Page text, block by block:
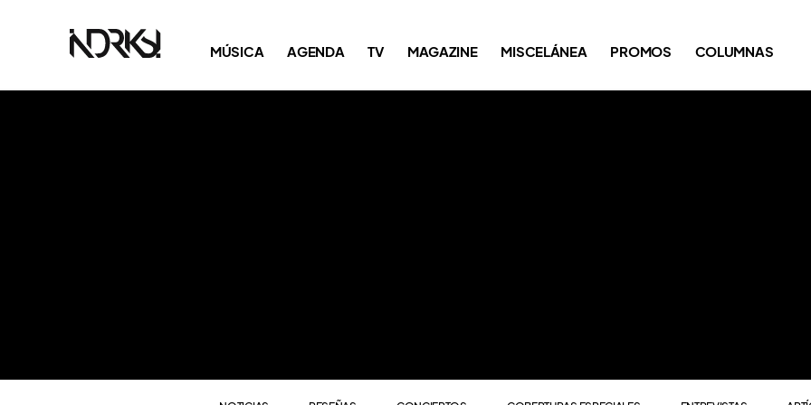
MÚSICA AGENDA TV MAGAZINE MISCELÁNEA PROMOS COLUMNAS